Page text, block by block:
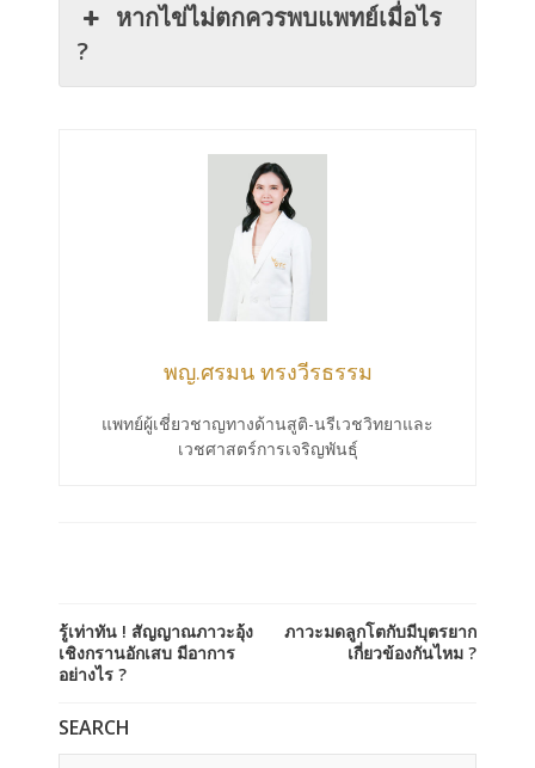
หากไข่ไม่ตกควรพบแพทย์เมื่อไร
?
พญ.ศรมน ทรงวีรธรรม
แพทย์ผู้เชี่ยวชาญทางด้านสูติ-นรีเวชวิทยาและ
เวชศาสตร์การเจริญพันธุ์
รู้เท่าทัน ! สัญญาณภาวะอุ้ง
เชิงกรานอักเสบ มีอาการ
อย่างไร ?
ภาวะมดลูกโตกับมีบุตรยาก
เกี่ยวข้องกันไหม ?
SEARCH